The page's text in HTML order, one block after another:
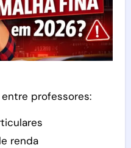
professores:
renda